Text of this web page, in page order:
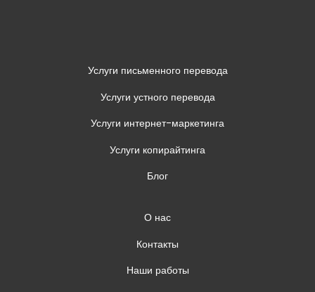
Услуги письменного перевода
Услуги устного перевода
Услуги интернет-маркетинга
Услуги копирайтинга
Блог
О нас
Контакты
Наши работы